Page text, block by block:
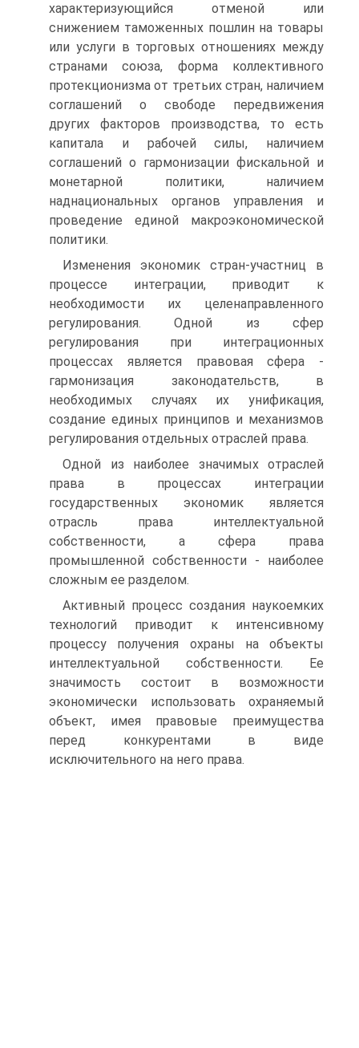
характеризующийся отменой или
снижением таможенных пошлин на товары
или услуги в торговых отношениях между
странами союза, форма коллективного
протекционизма от третьих стран, наличием
соглашений о свободе передвижения
других факторов производства, то есть
капитала и рабочей силы, наличием
соглашений о гармонизации фискальной и
монетарной политики, наличием
наднациональных органов управления и
проведение единой макроэкономической
политики.
Изменения экономик стран-участниц в
процессе интеграции, приводит к
необходимости их целенаправленного
регулирования. Одной из сфер
регулирования при интеграционных
процессах является правовая сфера -
гармонизация законодательств, в
необходимых случаях их унификация,
создание единых принципов и механизмов
регулирования отдельных отраслей права.
Одной из наиболее значимых отраслей
права в процессах интеграции
государственных экономик является
отрасль права интеллектуальной
собственности, а сфера права
промышленной собственности - наиболее
сложным ее разделом.
Активный процесс создания наукоемких
технологий приводит к интенсивному
процессу получения охраны на объекты
интеллектуальной собственности. Ее
значимость состоит в возможности
экономически использовать охраняемый
объект, имея правовые преимущества
перед конкурентами в виде
исключительного на него права.